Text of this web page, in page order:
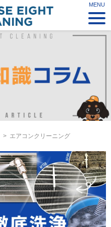
エアコンクリーニング